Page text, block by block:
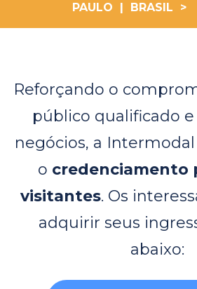
PAULO | BRASIL >
Reforçando o
público qualificado
negócios, a
o credenciamento
visitantes. Os
adquirir seus
abaixo: